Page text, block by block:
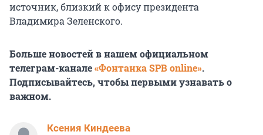
источник, близкий к офису президента
Владимира Зеленского.
Больше новостей в нашем официальном
телеграм-канале«Фонтанка SPB online».
Подписывайтесь, чтобы первыми узнавать о
важном.
Ксения Киндеева